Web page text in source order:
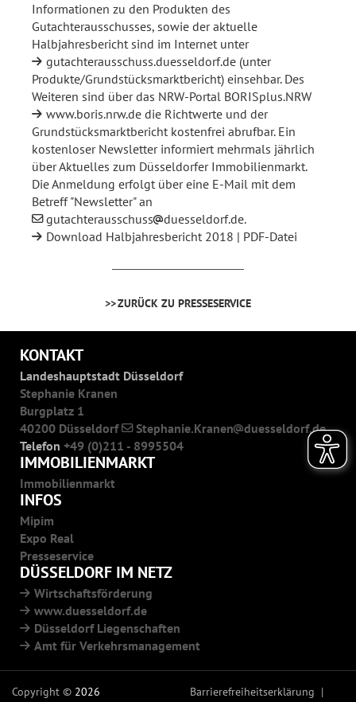
Informationen zu den Produkten des
Gutachterausschusses, sowie der aktuelle
Halbjahresbericht sind im Internet unter
gutachterausschuss.duesseldorf.de (unter
Produkte/Grundstücksmarktbericht) einsehbar. Des
Weiteren sind über das NRW-Portal BORISplus.NRW
www.boris.nrw.de die Richtwerte und der
Grundstücksmarktbericht kostenfrei abrufbar. Ein
kostenloser Newsletter informiert mehrmals jährlich
über Aktuelles zum Düsseldorfer Immobilienmarkt.
Die Anmeldung erfolgt über eine E-Mail mit dem
Betreff "Newsletter" an
gutachterausschuss
duesseldorf.de.
Download Halbjahresbericht 2018 | PDF-Datei
ZURÜCK ZU PRESSESERVICE
KONTAKT
Landeshauptstadt Düsseldorf
Stephanie Kranen
Burgplatz 1
40200 Düsseldorf
Stephanie.Kranen
duesseldorf.de
Telefon +49 (0)211 - 8995504
IMMOBILIENMARKT
Immobilienmarkt
INFOS
Mipim
Expo Real
Presseservice
DÜSSELDORF IM NETZ
Wirtschaftsförderung
www.duesseldorf.de
Düsseldorf Liegenschaften
Amt für Verkehrsmanagement
Copyright © 2026
Barrierefreiheitserklärung